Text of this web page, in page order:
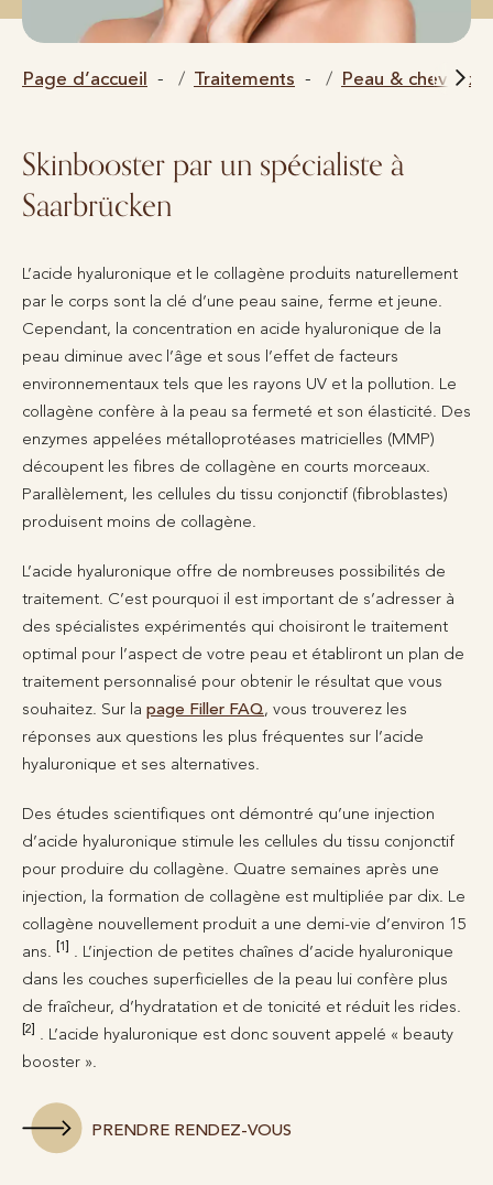
Page d’accueil Traitements Peau & cheveux
Skinbooster par un spécialiste à
Saarbrücken
L’acide hyaluronique et le collagène produits naturellement
par le corps sont la clé d’une peau saine, ferme et jeune.
Cependant, la concentration en acide hyaluronique de la
peau diminue avec l’âge et sous l’effet de facteurs
environnementaux tels que les rayons UV et la pollution. Le
collagène confère à la peau sa fermeté et son élasticité. Des
enzymes appelées métalloprotéases matricielles (MMP)
découpent les fibres de collagène en courts morceaux.
Parallèlement, les cellules du tissu conjonctif (fibroblastes)
produisent moins de collagène.
L’acide hyaluronique offre de nombreuses possibilités de
traitement. C’est pourquoi il est important de s’adresser à
des spécialistes expérimentés qui choisiront le traitement
optimal pour l’aspect de votre peau et établiront un plan de
traitement personnalisé pour obtenir le résultat que vous
souhaitez. Sur la page Filler FAQ, vous trouverez les
réponses aux questions les plus fréquentes sur l’acide
hyaluronique et ses alternatives.
Des études scientifiques ont démontré qu’une injection
d’acide hyaluronique stimule les cellules du tissu conjonctif
pour produire du collagène. Quatre semaines après une
injection, la formation de collagène est multipliée par dix. Le
collagène nouvellement produit a une demi-vie d’environ 15
ans. [1] . L’injection de petites chaînes d’acide hyaluronique
dans les couches superficielles de la peau lui confère plus
de fraîcheur, d’hydratation et de tonicité et réduit les rides.
[2] . L’acide hyaluronique est donc souvent appelé « beauty
booster ».
PRENDRE RENDEZ-VOUS